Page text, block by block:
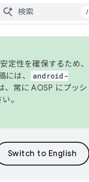
/
定性を確保するため、
は、
android-
、常に AOSP にプッシ
。